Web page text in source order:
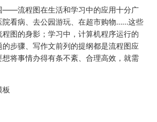
——流程图在生活和学习中的应用十分广
院看病、去公园游玩、在超市购物……这些
图的身影；学习中，计算机程序运行的
步骤、写作文前列的提纲都是流程图应
将事情办得有条不紊、合理高效，就需
板